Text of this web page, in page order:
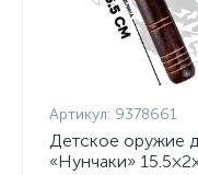
Артикул: 9378661
Детское оружие
«Нунчаки»